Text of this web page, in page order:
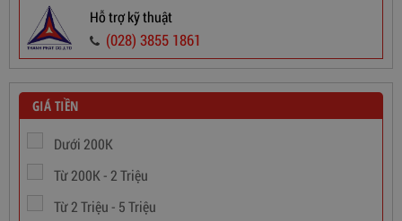
Dây Cáp Điện 1 Ruột Cadivi CV 2,5
565,000đ
Hỗ trợ kỹ thuật
(028) 3855 1861
GIÁ TIỀN
Dưới 200K
Từ 200K - 2 Triệu
Từ 2 Triệu - 5 Triệu